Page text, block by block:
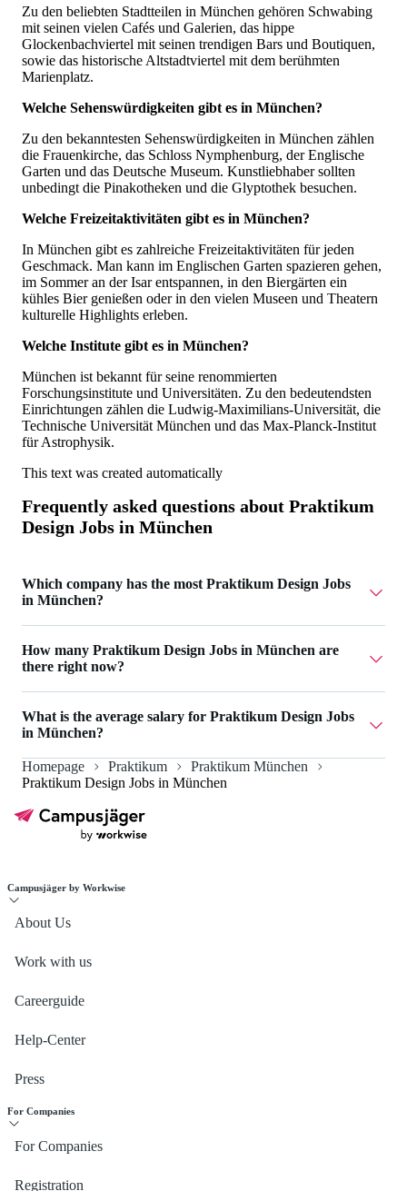
Zu den beliebten Stadtteilen in München gehören Schwabing
mit seinen vielen Cafés und Galerien, das hippe
Glockenbachviertel mit seinen trendigen Bars und Boutiquen,
sowie das historische Altstadtviertel mit dem berühmten
Marienplatz.
Welche Sehenswürdigkeiten gibt es in München?
Zu den bekanntesten Sehenswürdigkeiten in München zählen
die Frauenkirche, das Schloss Nymphenburg, der Englische
Garten und das Deutsche Museum. Kunstliebhaber sollten
unbedingt die Pinakotheken und die Glyptothek besuchen.
Welche Freizeitaktivitäten gibt es in München?
In München gibt es zahlreiche Freizeitaktivitäten für jeden
Geschmack. Man kann im Englischen Garten spazieren gehen,
im Sommer an der Isar entspannen, in den Biergärten ein
kühles Bier genießen oder in den vielen Museen und Theatern
kulturelle Highlights erleben.
Welche Institute gibt es in München?
München ist bekannt für seine renommierten
Forschungsinstitute und Universitäten. Zu den bedeutendsten
Einrichtungen zählen die Ludwig-Maximilians-Universität, die
Technische Universität München und das Max-Planck-Institut
für Astrophysik.
This text was created automatically
Frequently asked questions about Praktikum
Design Jobs in München
Which company has the most Praktikum Design Jobs
in München?
Jobs in München.
How many Praktikum Design Jobs in München are
there right now?
What is the average salary for Praktikum Design Jobs
in München?
The average salary for Praktikum Design Jobs in München
Homepage Praktikum
Praktikum München
Praktikum Design Jobs in München
Campusjäger by Workwise
About Us
Work with us
Careerguide
Help-Center
Press
For Companies
For Companies
Registration